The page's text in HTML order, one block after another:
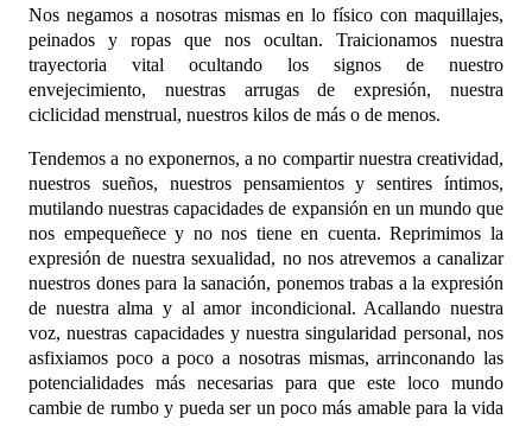
Nos negamos a nosotras mismas en lo físico con maquillajes,
peinados y ropas que nos ocultan. Traicionamos nuestra
trayectoria vital ocultando los signos de nuestro
envejecimiento, nuestras arrugas de expresión, nuestra
ciclicidad menstrual, nuestros kilos de más o de menos.
Tendemos a no exponernos, a no compartir nuestra creatividad,
nuestros sueños, nuestros pensamientos y sentires íntimos,
mutilando nuestras capacidades de expansión en un mundo que
nos empequeñece y no nos tiene en cuenta. Reprimimos la
expresión de nuestra sexualidad, no nos atrevemos a canalizar
nuestros dones para la sanación, ponemos trabas a la expresión
de nuestra alma y al amor incondicional. Acallando nuestra
voz, nuestras capacidades y nuestra singularidad personal, nos
asfixiamos poco a poco a nosotras mismas, arrinconando las
potencialidades más necesarias para que este loco mundo
cambie de rumbo y pueda ser un poco más amable para la vida